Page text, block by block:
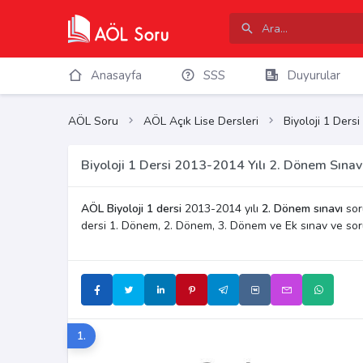
Anasayfa SSS Duyurular
AÖL Soru AÖL Açık Lise Dersleri Biyoloji 1 Dersi
Biyoloji 1 Dersi 2013-2014 Yılı 2. Dönem
AÖL Biyoloji 1 dersi 2013-2014 yılı 2. Dönem sınavı
dersi 1. Dönem, 2. Dönem, 3. Dönem ve Ek sınav ve
1.